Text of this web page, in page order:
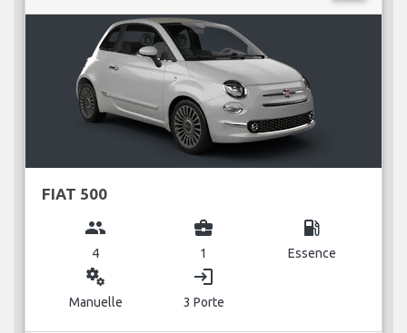
FIAT 500
group
4
business_center
1
local_gas_station
Essence
miscellaneous_services
Manuelle
login
3 Porte